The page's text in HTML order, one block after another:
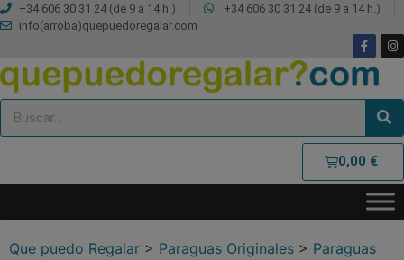
+34 606 30 31 24 (de 9 a 14 h.)
+34 606 30 31 24 (de 9 a 14 h.)
info(arroba)quepuedoregalar.com
0,00 €
Que puedo Regalar > Paraguas Originales > Paraguas